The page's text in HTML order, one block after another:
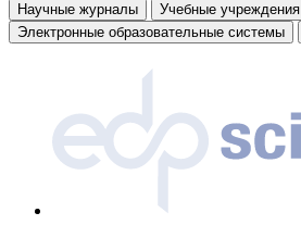
Научные журналы
Учебные учреждения
Электронные образовательные системы